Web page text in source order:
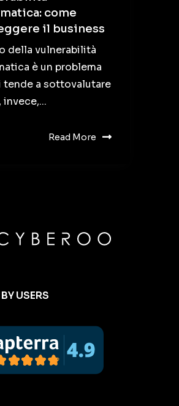
come
il business
della vulnerabilità
è un problema
tende a sottovalutare
invece,...
Read More
USERS